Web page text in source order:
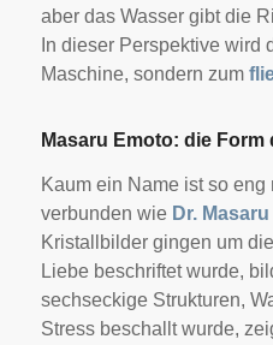
aber das Wasser gibt die
In dieser Perspektive wird
Maschine, sondern zum
Masaru Emoto: die Form
Kaum ein Name ist so eng
verbunden wie Dr.
Kristallbilder gingen um
Liebe beschriftet wurde,
sechseckige Strukturen,
Stress beschallt wurde,